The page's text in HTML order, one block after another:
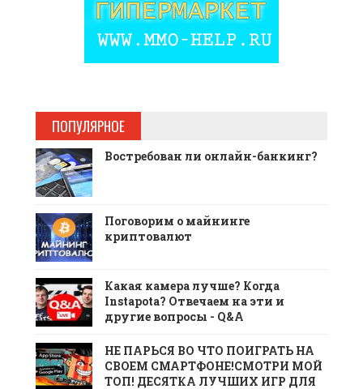
ПОПУЛЯРНОЕ
Востребован ли онлайн-банкинг?
Поговорим о майнинге
криптовалют
Какая камера лучше? Когда
Instapota? Отвечаем на эти и
другие вопросы - Q&A
НЕ ПАРЬСЯ ВО ЧТО ПОИГРАТЬ НА
СВОЕМ СМАРТФОНЕ!СМОТРИ МОЙ
ТОП! ДЕСЯТКА ЛУЧШИХ ИГР ДЛЯ